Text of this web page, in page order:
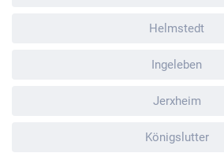
Helmstedt
Ingeleben
Jerxheim
Königslutter